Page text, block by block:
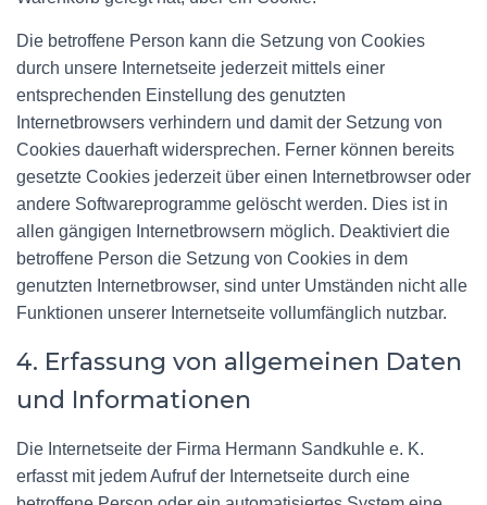
Die betroffene Person kann die Setzung von Cookies
durch unsere Internetseite jederzeit mittels einer
entsprechenden Einstellung des genutzten
Internetbrowsers verhindern und damit der Setzung von
Cookies dauerhaft widersprechen. Ferner können bereits
gesetzte Cookies jederzeit über einen Internetbrowser oder
andere Softwareprogramme gelöscht werden. Dies ist in
allen gängigen Internetbrowsern möglich. Deaktiviert die
betroffene Person die Setzung von Cookies in dem
genutzten Internetbrowser, sind unter Umständen nicht alle
Funktionen unserer Internetseite vollumfänglich nutzbar.
4. Erfassung von allgemeinen Daten
und Informationen
Die Internetseite der Firma Hermann Sandkuhle e. K.
erfasst mit jedem Aufruf der Internetseite durch eine